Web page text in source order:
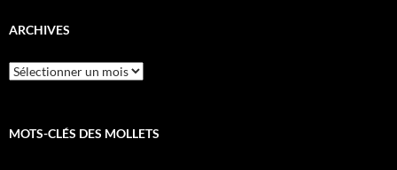
ARCHIVES
Archives
MOTS-CLÉS DES MOLLETS